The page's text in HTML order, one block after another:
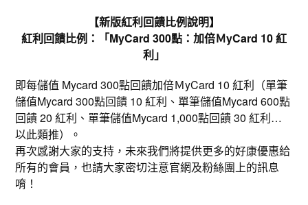
【新版紅利回饋比例說明】
紅利回饋比例：「MyCard 300點：加倍ＭyCard 10 紅
利」
即每儲值 Mycard 300點回饋加倍ＭyCard 10 紅利（單筆
儲值Mycard 300點回饋 10 紅利、單筆儲值Mycard 600點
回饋 20 紅利、單筆儲值Mycard 1,000點回饋 30 紅利…
以此類推）。
再次感謝大家的支持，未來我們將提供更多的好康優惠給
所有的會員，也請大家密切注意官網及粉絲團上的訊息
唷！